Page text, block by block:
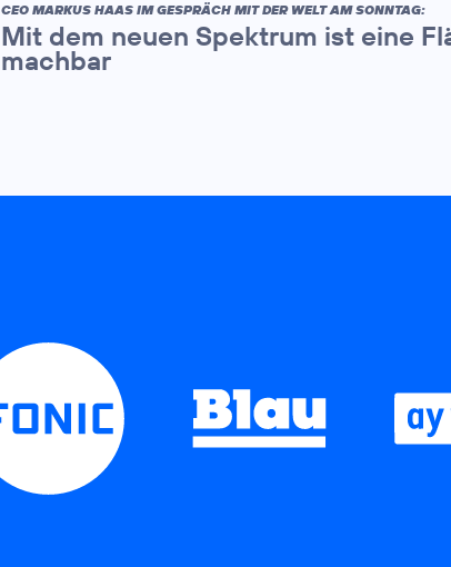
CEO MARKUS HAAS IM GESPRÄCH MIT DER WELT AM SONNTAG:
Mit dem neuen Spektrum ist eine
machbar